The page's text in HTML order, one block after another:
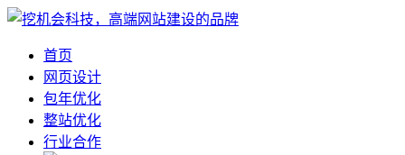
首页
网页设计
包年优化
整站优化
行业合作